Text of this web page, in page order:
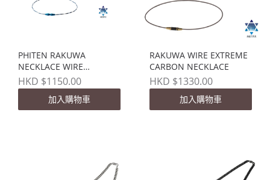
PHITEN RAKUWA
NECKLACE WIRE
EXTREME TORNADO
HKD $1150.00
加入購物車
RAKUWA WIRE EXTREME
CARBON NECKLACE
HKD $1330.00
加入購物車